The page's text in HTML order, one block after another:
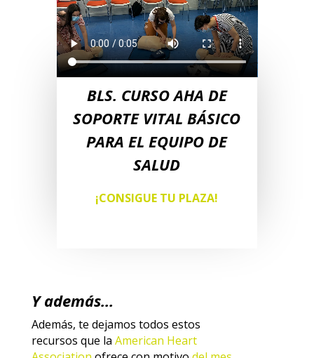
BLS. CURSO AHA DE
SOPORTE VITAL BÁSICO
PARA EL EQUIPO DE
SALUD
¡CONSIGUE TU PLAZA!
Y además…
Además, te dejamos todos estos
recursos que la American Heart